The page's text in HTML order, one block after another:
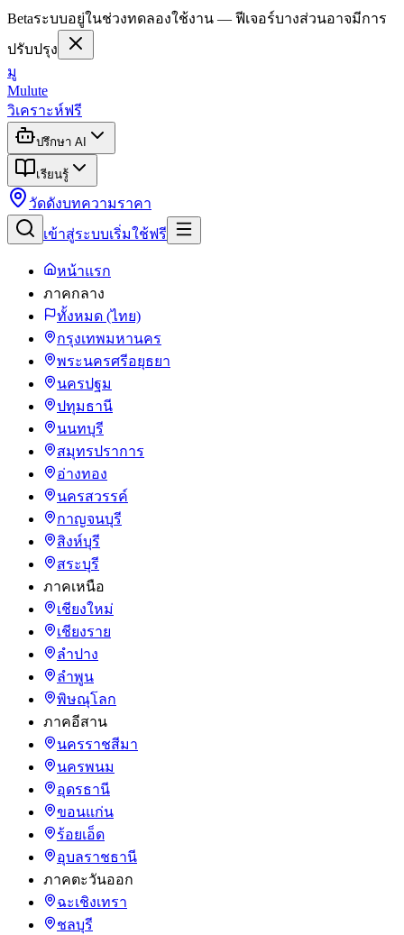
Betaระบบอยู่ในช่วงทดลองใช้งาน — ฟีเจอร์บางส่วนอาจมีการ
ปรับปรุง
มู
Mulute
วิเคราะห์ฟรี
ปรึกษา AI
เรียนรู้
วัดดังบทความราคา
เข้าสู่ระบบเริ่มใช้ฟรี
หน้าแรก
ภาคกลาง
ทั้งหมด (ไทย)
กรุงเทพมหานคร
พระนครศรีอยุธยา
นครปฐม
ปทุมธานี
นนทบุรี
สมุทรปราการ
อ่างทอง
นครสวรรค์
กาญจนบุรี
สิงห์บุรี
สระบุรี
ภาคเหนือ
เชียงใหม่
เชียงราย
ลำปาง
ลำพูน
พิษณุโลก
ภาคอีสาน
นครราชสีมา
นครพนม
อุดรธานี
ขอนแก่น
ร้อยเอ็ด
อุบลราชธานี
ภาคตะวันออก
ฉะเชิงเทรา
ชลบุรี